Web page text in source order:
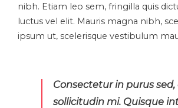
nibh. Etiam leo sem, fringilla quis
luctus vel elit. Mauris magna nibh,
ipsum ut, scelerisque vestibulum
Consectetur in purus
sollicitudin mi. Quisque